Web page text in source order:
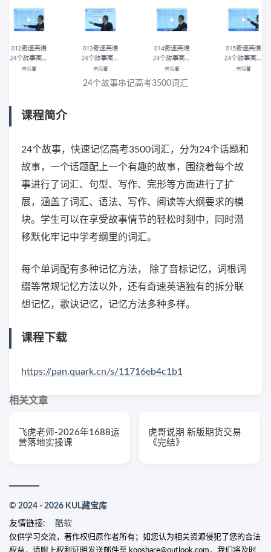
24个故事串记高考3500词汇
课程简介
24个故事，快速记忆高考3500词汇，分为24个话题和
故事，一个话题配上一个有趣的故事，围绕着每个故
事进行了词汇、句型、写作、完形等方面进行了扩
展，涵盖了词汇、语法、写作、阅读等大纲要求的模
块。学生可以在享受故事情节的轻松时刻中，同时潜
移默化牢记中学考纲里的词汇。
每个单词配有多种记忆方法， 除了音标记忆，词根词
缀等常规记忆方法以外，还有奇速英语独有的拆分联
想记忆，歌诀记忆，记忆方法多种多样。
课程下载
https://pan.quark.cn/s/11716eb4c1b1
相关文章
飞虎老师-2026年1688运
营落地实操课
虎哥说期 新版期货交易
《完结》
© 2024 - 2026 KUL藏宝库
友情链接: 酷软
仅供学习交流，著作权归原作者所有；如您认为相关资源侵犯了您的合法
权益，请附上权利证明发送邮件至 kooshare@outlook.com，我们将及时